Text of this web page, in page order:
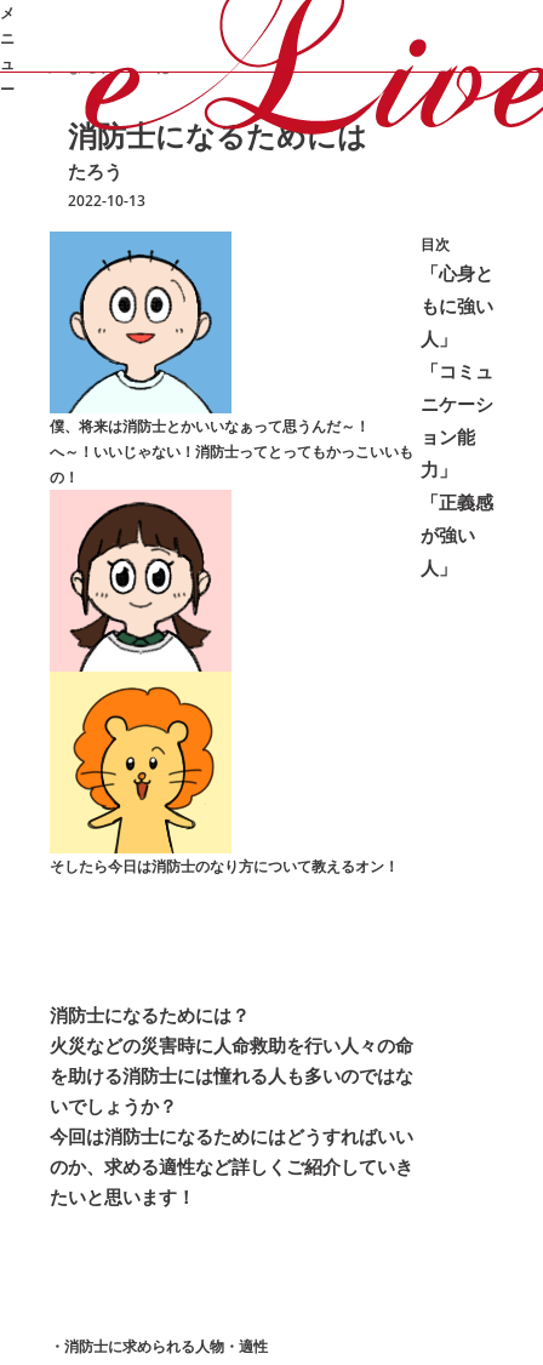
メ
ニ
ュ
ー
オンライン家庭教師e-Live 勉強コラム たろう /
になるためには
消防士になるためには
たろう
2022-10-13
僕、将来は消防士とかいいなぁって思うんだ～！
へ～！いいじゃない！消防士ってとってもかっこいいも
の！
そしたら今日は消防士のなり方について教えるオン！
消防士になるためには？
火災などの災害時に人命救助を行い人々の命
を助ける消防士には憧れる人も多いのではな
いでしょうか？
今回は消防士になるためにはどうすればいい
のか、求める適性など詳しくご紹介していき
たいと思います！
・消防士に求められる人物・適性
目次
「心身と
もに強い
人」
「コミュ
ニケーシ
ョン能
力」
「正義感
が強い
人」